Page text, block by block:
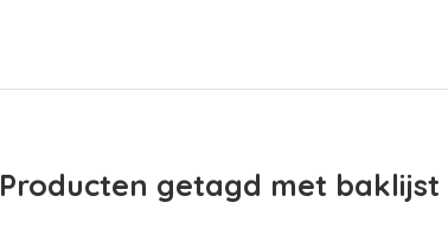
Producten getagd met baklijst